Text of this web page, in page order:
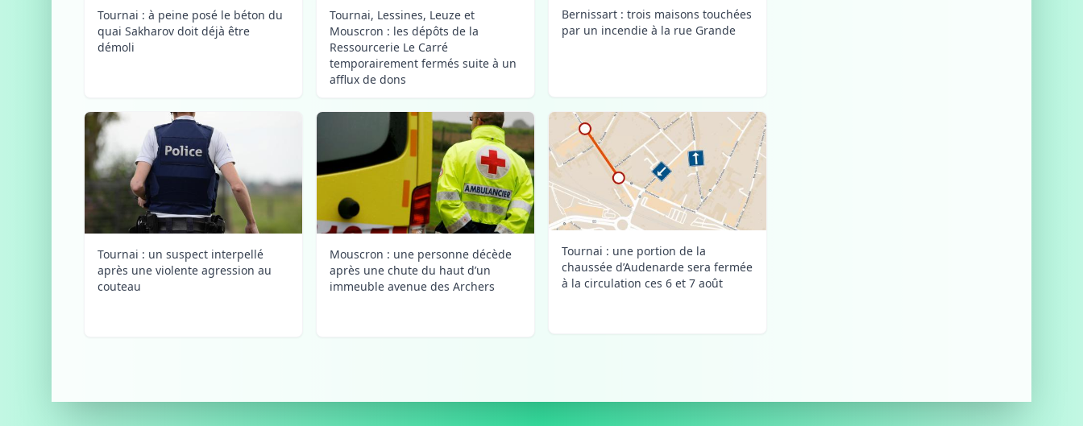
Tournai : à peine posé le béton du
quai Sakharov doit déjà être
démoli
Tournai, Lessines, Leuze et
Mouscron : les dépôts de la
Ressourcerie Le Carré
temporairement fermés suite à un
afflux de dons
Bernissart : trois maisons touchées
par un incendie à la rue Grande
Tournai : un suspect interpellé
après une violente agression au
couteau
Mouscron : une personne décède
après une chute du haut d’un
immeuble avenue des Archers
Tournai : une portion de la
chaussée d’Audenarde sera fermée
à la circulation ces 6 et 7 août